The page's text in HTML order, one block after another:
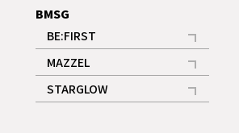
BMSG
BE:FIRST
記事
ギャラリー
MAZZEL
記事
ギャラリー
STARGLOW
記事